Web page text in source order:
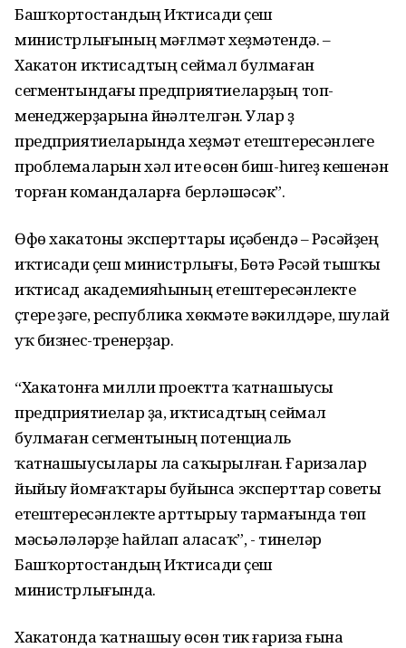
Башҡортостандың Иҡтисади үҫеш
министрлығының мәғлүмәт хеҙмәтендә. –
Хакатон иҡтисадтың сеймал булмаған
сегментындағы предприятиеларҙың топ-
менеджерҙарына йүнәлтелгән. Улар үҙ
предприятиеларында хеҙмәт етештереүсәнлеге
проблемаларын хәл итеү өсөн биш-һигеҙ кешенән
торған командаларға берләшәсәк”.
Өфө хакатоны эксперттары иҫәбендә – Рәсәйҙең
иҡтисади үҫеш министрлығы, Бөтә Рәсәй тышҡы
иҡтисад академияһының етештереүсәнлекте
үҫтереү үҙәге, республика хөкүмәте вәкилдәре, шулай
уҡ бизнес-тренерҙар.
“Хакатонға милли проектта ҡатнашыусы
предприятиелар ҙа, иҡтисадтың сеймал
булмаған сегментының потенциаль
ҡатнашыусылары ла саҡырылған. Ғаризалар
йыйыу йомғаҡтары буйынса эксперттар советы
етештереүсәнлекте арттырыу тармағында төп
мәсьәләләрҙе һайлап аласаҡ”, - тинеләр
Башҡортостандың Иҡтисади үҫеш
министрлығында.
Хакатонда ҡатнашыу өсөн тик ғариза ғына